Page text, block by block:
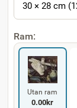
30 × 28 cm
Ram:
Utan ram
0.00kr